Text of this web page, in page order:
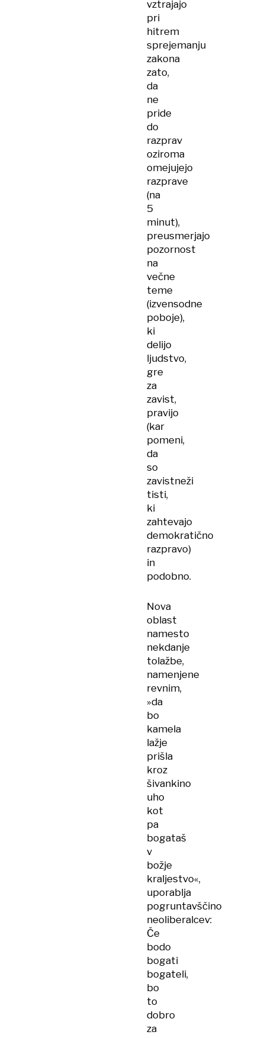
vztrajajo
pri
hitrem
sprejemanju
zakona
zato,
da
ne
pride
do
razprav
oziroma
omejujejo
razprave
(na
5
minut),
preusmerjajo
pozornost
na
večne
teme
(izvensodne
poboje),
ki
delijo
ljudstvo,
gre
za
zavist,
pravijo
(kar
pomeni,
da
so
zavistneži
tisti,
ki
zahtevajo
demokratično
razpravo)
in
podobno.
Nova
oblast
namesto
nekdanje
tolažbe,
namenjene
revnim,
»da
bo
kamela
lažje
prišla
kroz
šivankino
uho
kot
pa
bogataš
v
božje
kraljestvo«,
uporablja
pogruntavščino
neoliberalcev:
Če
bodo
bogati
bogateli,
bo
to
dobro
za